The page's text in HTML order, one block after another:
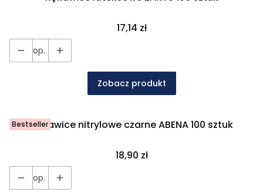
Cena
17,14 zł
op.
Zobacz produkt
BestsellerRękawice nitrylowe czarne ABENA 100 sztuk
Cena
18,90 zł
op.